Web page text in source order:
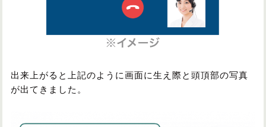
出来上がると上記のように画面に生え際と頭頂部の写真
が出てきました。